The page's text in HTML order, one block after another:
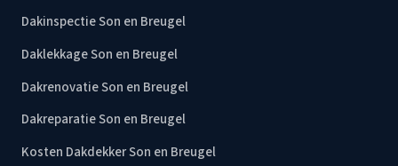
Dakinspectie Son en Breugel
Daklekkage Son en Breugel
Dakrenovatie Son en Breugel
Dakreparatie Son en Breugel
Kosten Dakdekker Son en Breugel